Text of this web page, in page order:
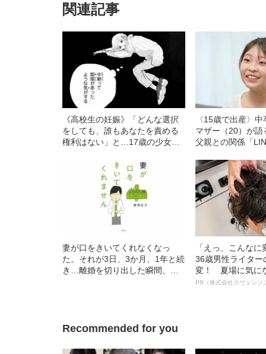
関連記事
《高校生の妊娠》「どんな選択
をしても、誰もあなたを責める
権利はない」と…17歳の少女が
〈15歳で出産〉
マザー（20）が語
父親との関係「
妻が口をきいてくれなくなっ
た。それが3日、3か月、1年と続
き…離婚を切り出した瞬間、妻
「えっ、こんな
36歳男性ライター
変！ 夏場に気に
オイ”や“ベタつき
PR（株式会社スヴェンソ
Recommended for you